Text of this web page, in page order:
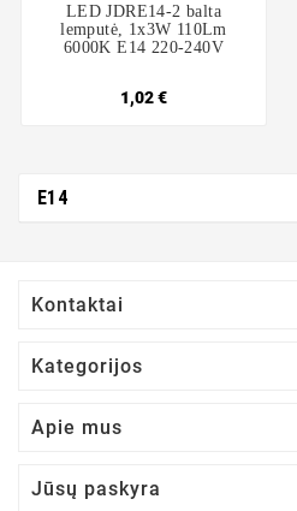
LED JDRE14-2 balta
lemputė, 1x3W 110Lm
6000K E14 220-240V
1,02 €
E14
Kontaktai
Kategorijos
Apie mus
Jūsų paskyra